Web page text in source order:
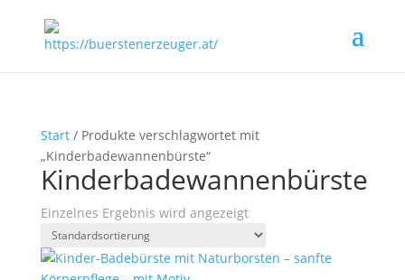
Start/ Produkte verschlagwortet mit
„Kinderbadewannenbürste“
Kinderbadewannenbürste
Einzelnes Ergebnis wird angezeigt